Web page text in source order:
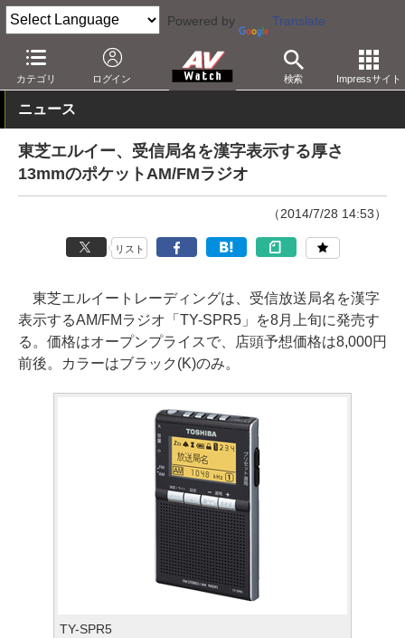
Powered by Translate
カテゴリ ログイン 検索 Impressサイト
AV Watch 製品 ラジカセ/ラジオ
ニュース
東芝エルイー、受信局名を漢字表示する厚さ
13mmのポケットAM/FMラジオ
（2014/7/28 14:53）
リスト
東芝エルイートレーディングは、受信放送局名を漢字
表示するAM/FMラジオ「TY-SPR5」を8月上旬に発売す
る。価格はオープンプライスで、店頭予想価格は8,000円
前後。カラーはブラック(K)のみ。
TY-SPR5